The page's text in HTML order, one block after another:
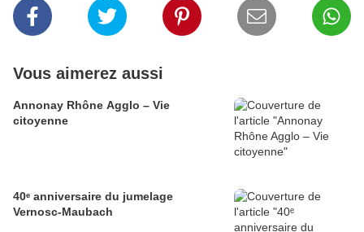
Vous aimerez aussi
Annonay Rhône Agglo – Vie
citoyenne
40ᵉ anniversaire du jumelage
Vernosc-Maubach